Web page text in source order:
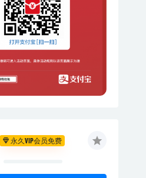
永久VIP会员免费